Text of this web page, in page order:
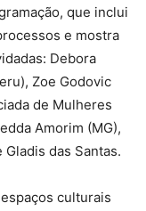
que inclui
e mostra
Debora
Zoe Godovic
de Mulheres
Amorim (MG),
das Santas.
culturais